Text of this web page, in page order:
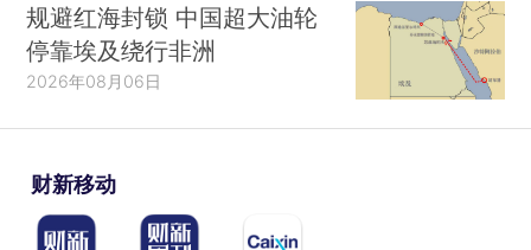
规避红海封锁 中国超大油轮
停靠埃及绕行非洲
2026年08月06日
财新移动